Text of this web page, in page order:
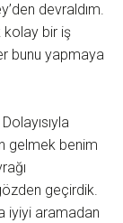
devraldım.
kolay bir iş
bunu yapmaya
gelmek benim
geçirdik.
iyiyi aramadan